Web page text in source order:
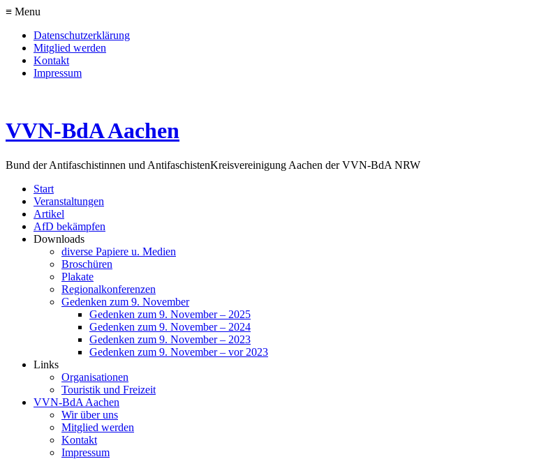
≡ Menu
Datenschutzerklärung
Mitglied werden
Kontakt
Impressum
VVN-BdA Aachen
Bund der Antifaschistinnen und AntifaschistenKreisvereinigung Aachen der VVN-BdA NRW
Start
Veranstaltungen
Artikel
AfD bekämpfen
Downloads
diverse Papiere u. Medien
Broschüren
Plakate
Regionalkonferenzen
Gedenken zum 9. November
Gedenken zum 9. November – 2025
Gedenken zum 9. November – 2024
Gedenken zum 9. November – 2023
Gedenken zum 9. November – vor 2023
Links
Organisationen
Touristik und Freizeit
VVN-BdA Aachen
Wir über uns
Mitglied werden
Kontakt
Impressum